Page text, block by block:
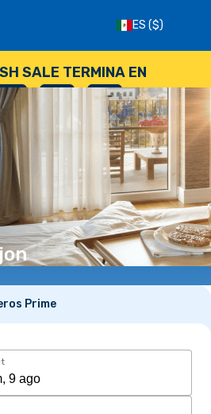
ES ($)
SALE TERMINA EN
--
HORAS
: --
SEGUNDOS
Prime